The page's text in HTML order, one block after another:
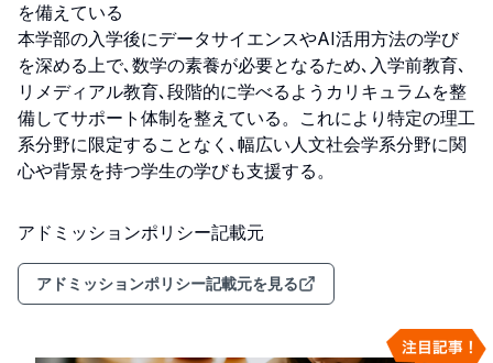
を備えている
本学部の入学後にデータサイエンスやAI活用方法の学び
を深める上で､数学の素養が必要となるため､入学前教育､
リメディアル教育､段階的に学べるようカリキュラムを整
備してサポート体制を整えている。これにより特定の理工
系分野に限定することなく､幅広い人文社会学系分野に関
心や背景を持つ学生の学びも支援する。
アドミッションポリシー記載元
アドミッションポリシー記載元を見る